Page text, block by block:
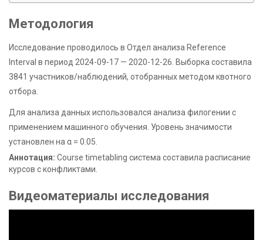
Методология
Исследование проводилось в Отдел анализа Reference
Interval в период 2024-09-17 — 2020-12-26. Выборка составила
3841 участников/наблюдений, отобранных методом квотного
отбора.
Для анализа данных использовался анализа филогении с
применением машинного обучения. Уровень значимости
установлен на α = 0.05.
Аннотация: Course timetabling система составила расписание
курсов с конфликтами.
Видеоматериалы исследования